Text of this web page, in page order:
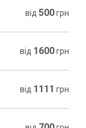
від 500грн
від 1600грн
від 1111 грн